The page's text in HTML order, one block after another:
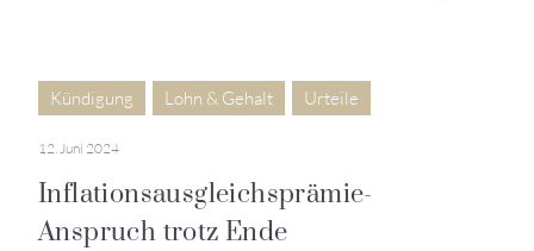
Kündigung Lohn & Gehalt Urteile
12. Juni 2024
Inflationsausgleichsprämie-
Anspruch trotz Ende